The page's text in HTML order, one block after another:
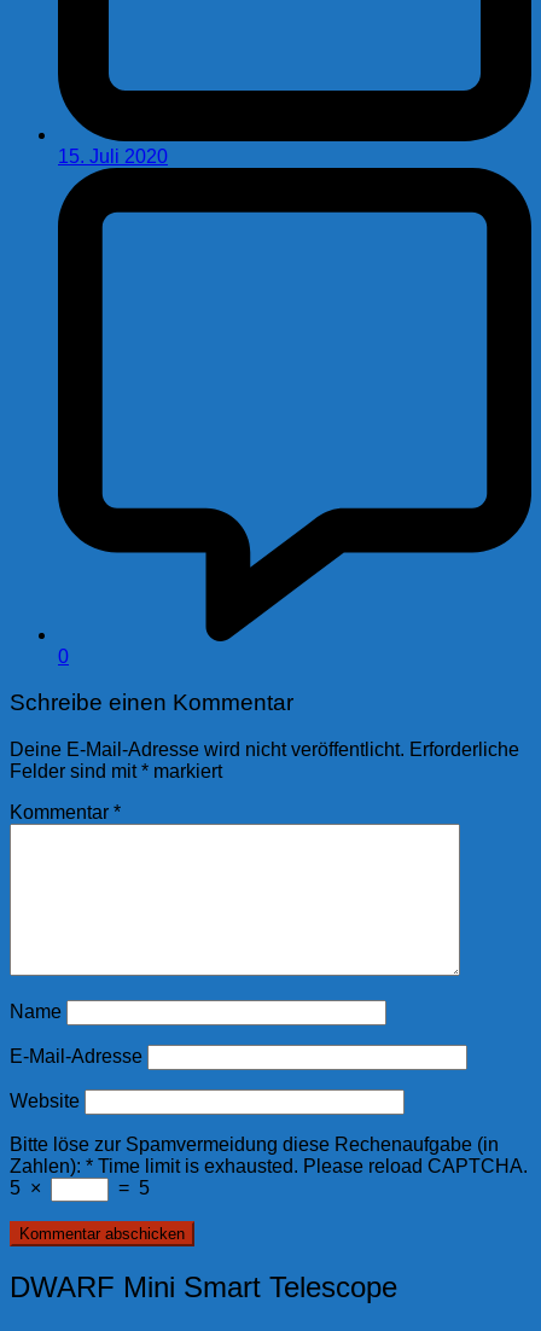
15. Juli 2020
0
Schreibe einen Kommentar
Deine E-Mail-Adresse wird nicht veröffentlicht. Erforderliche
Felder sind mit* markiert
Kommentar *
Name
E-Mail-Adresse
Website
Bitte löse zur Spamvermeidung diese Rechenaufgabe (in
Zahlen): * Time limit is exhausted. Please reload CAPTCHA.
5 × = 5
DWARF Mini Smart Telescope